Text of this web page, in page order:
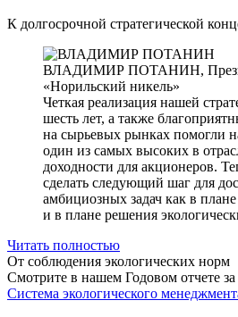
К долгосрочной стратегической
ВЛАДИМИР ПОТАНИН,
«Норильский никель»
Четкая реализация нашей
шесть лет, а также
на сырьевых рынках помогли
один из самых высоких в
доходности для акционеров.
сделать следующий шаг для
амбициозных задач как в плане
и в плане решения
Читать полностью
От соблюдения экологических норм
Смотрите в нашем Годовом отчете за
Система экологического